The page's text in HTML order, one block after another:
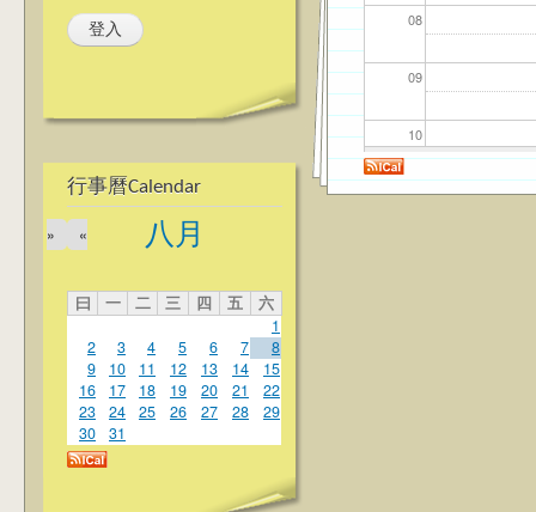
行事曆Calendar
八月
«
»
曰 一 二 三 四 五
六
1
2
3 4 5 6 7
8
9
10 11 12 13 14
15
16
17 18 19 20 21
22
23
24 25 26 27 28
29
30
31
08
09
10
11